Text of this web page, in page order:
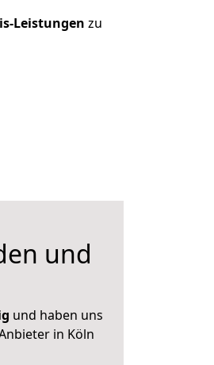
Leistungen zu
und
und haben uns
in Köln